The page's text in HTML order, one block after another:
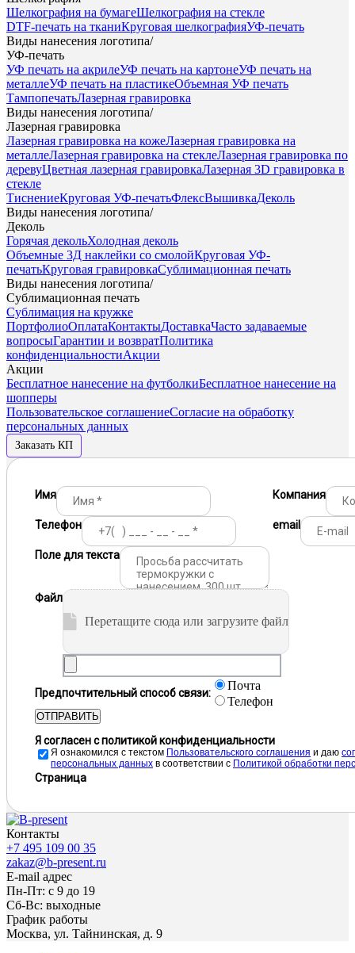
Шелкография на бумагеШелкография на стекле
DTF-печать на тканиКруговая шелкографияУФ-печать
Виды нанесения логотипа/
УФ-печать
УФ печать на акрилеУФ печать на картонеУФ печать на
металлеУФ печать на пластикеОбъемная УФ печать
ТампопечатьЛазерная гравировка
Виды нанесения логотипа/
Лазерная гравировка
Лазерная гравировка на кожеЛазерная гравировка на
металлеЛазерная гравировка на стеклеЛазерная гравировка по
деревуЦветная лазерная гравировкаЛазерная 3D гравировка в
стекле
ТиснениеКруговая УФ-печатьФлексВышивкаДеколь
Виды нанесения логотипа/
Деколь
Горячая декольХолодная деколь
Объемные 3Д наклейки со смолойКруговая УФ-
печатьКруговая гравировкаСублимационная печать
Виды нанесения логотипа/
Сублимационная печать
Сублимация на кружке
ПортфолиоОплатаКонтактыДоставкаЧасто задаваемые
вопросыГарантии и возвратПолитика
конфиденциальностиАкции
Акции
Бесплатное нанесение на футболкиБесплатное нанесение на
шопперы
Пользовательское соглашениеСогласие на обработку
персональных данных
Заказать КП
Имя Компания
Телефон email
Поле для текста
Файл
Перетащите сюда или загрузите файл
Предпочтительный способ связи:
Почта
Телефон
ОТПРАВИТЬ
Я согласен с политикой конфиденциальности
Я ознакомился с текстом Пользовательского соглашения и даю
персональных данных в соответствии с Политикой обработки
Страница
Контакты
+7 495 109 00 35
zakaz@b-present.ru
E-mail адрес
Пн-Пт: с 9 до 19
Сб-Вс: выходные
График работы
Москва, ул. Тайнинская, д. 9